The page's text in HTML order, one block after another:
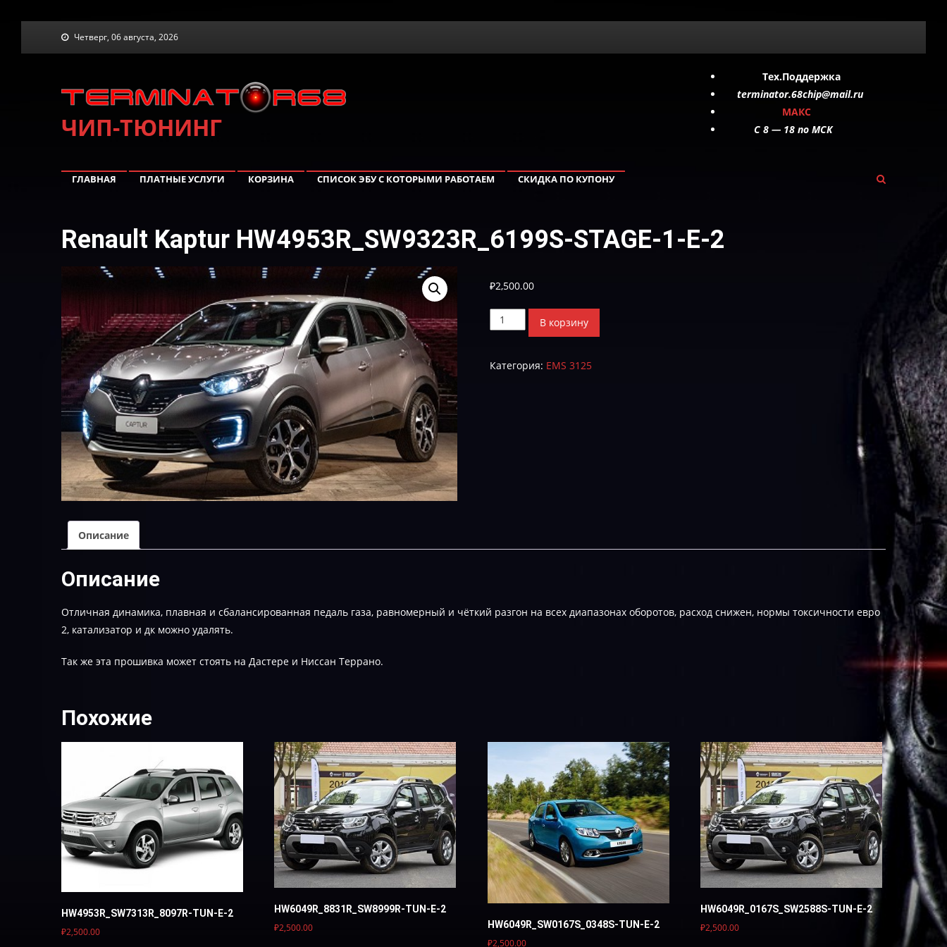
Четверг, 06 августа, 2026
ЧИП-ТЮНИНГ
Тех.Поддержка
terminator.68chip@mail.ru
МАКС
C 8 — 18 по МСК
ГЛАВНАЯ ПЛАТНЫЕ УСЛУГИ КОРЗИНА СПИСОК ЭБУ С КОТОРЫМИ РАБОТАЕМ СКИДКА ПО КУПОНУ
Renault Kaptur HW4953R_SW9323R_6199S-STAGE-1-Е-2
₽2,500.00
Количество
товара
Kaptur
В корзину
Категория: EMS 3125
Описание
Описание
Отличная динамика, плавная и сбалансированная педаль газа, равномерный и чёткий разгон на всех диапазонах оборотов, расход снижен, нормы токсичности евро
2, катализатор и дк можно удалять.
Так же эта прошивка может стоять на Дастере и Ниссан Террано.
Похожие
HW4953R_SW7313R_8097R-TUN-E-2
₽2,500.00
HW6049R_8831R_SW8999R-TUN-E-2
₽2,500.00 HW6049R_SW0167S_0348S-TUN-E-2
₽2,500.00
HW6049R_0167S_SW2588S-TUN-E-2
₽2,500.00